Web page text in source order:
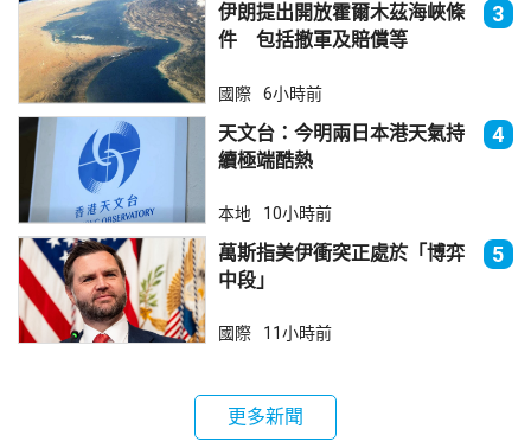
伊朗提出開放霍爾木茲海峽條
件 包括撤軍及賠償等
3
國際 6小時前
天文台：今明兩日本港天氣持
續極端酷熱
4
本地 10小時前
萬斯指美伊衝突正處於「博弈
中段」
5
國際 11小時前
更多新聞